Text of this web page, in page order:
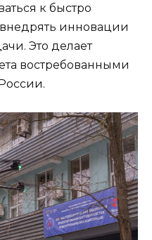
к быстро
инновации
Это делает
востребованными